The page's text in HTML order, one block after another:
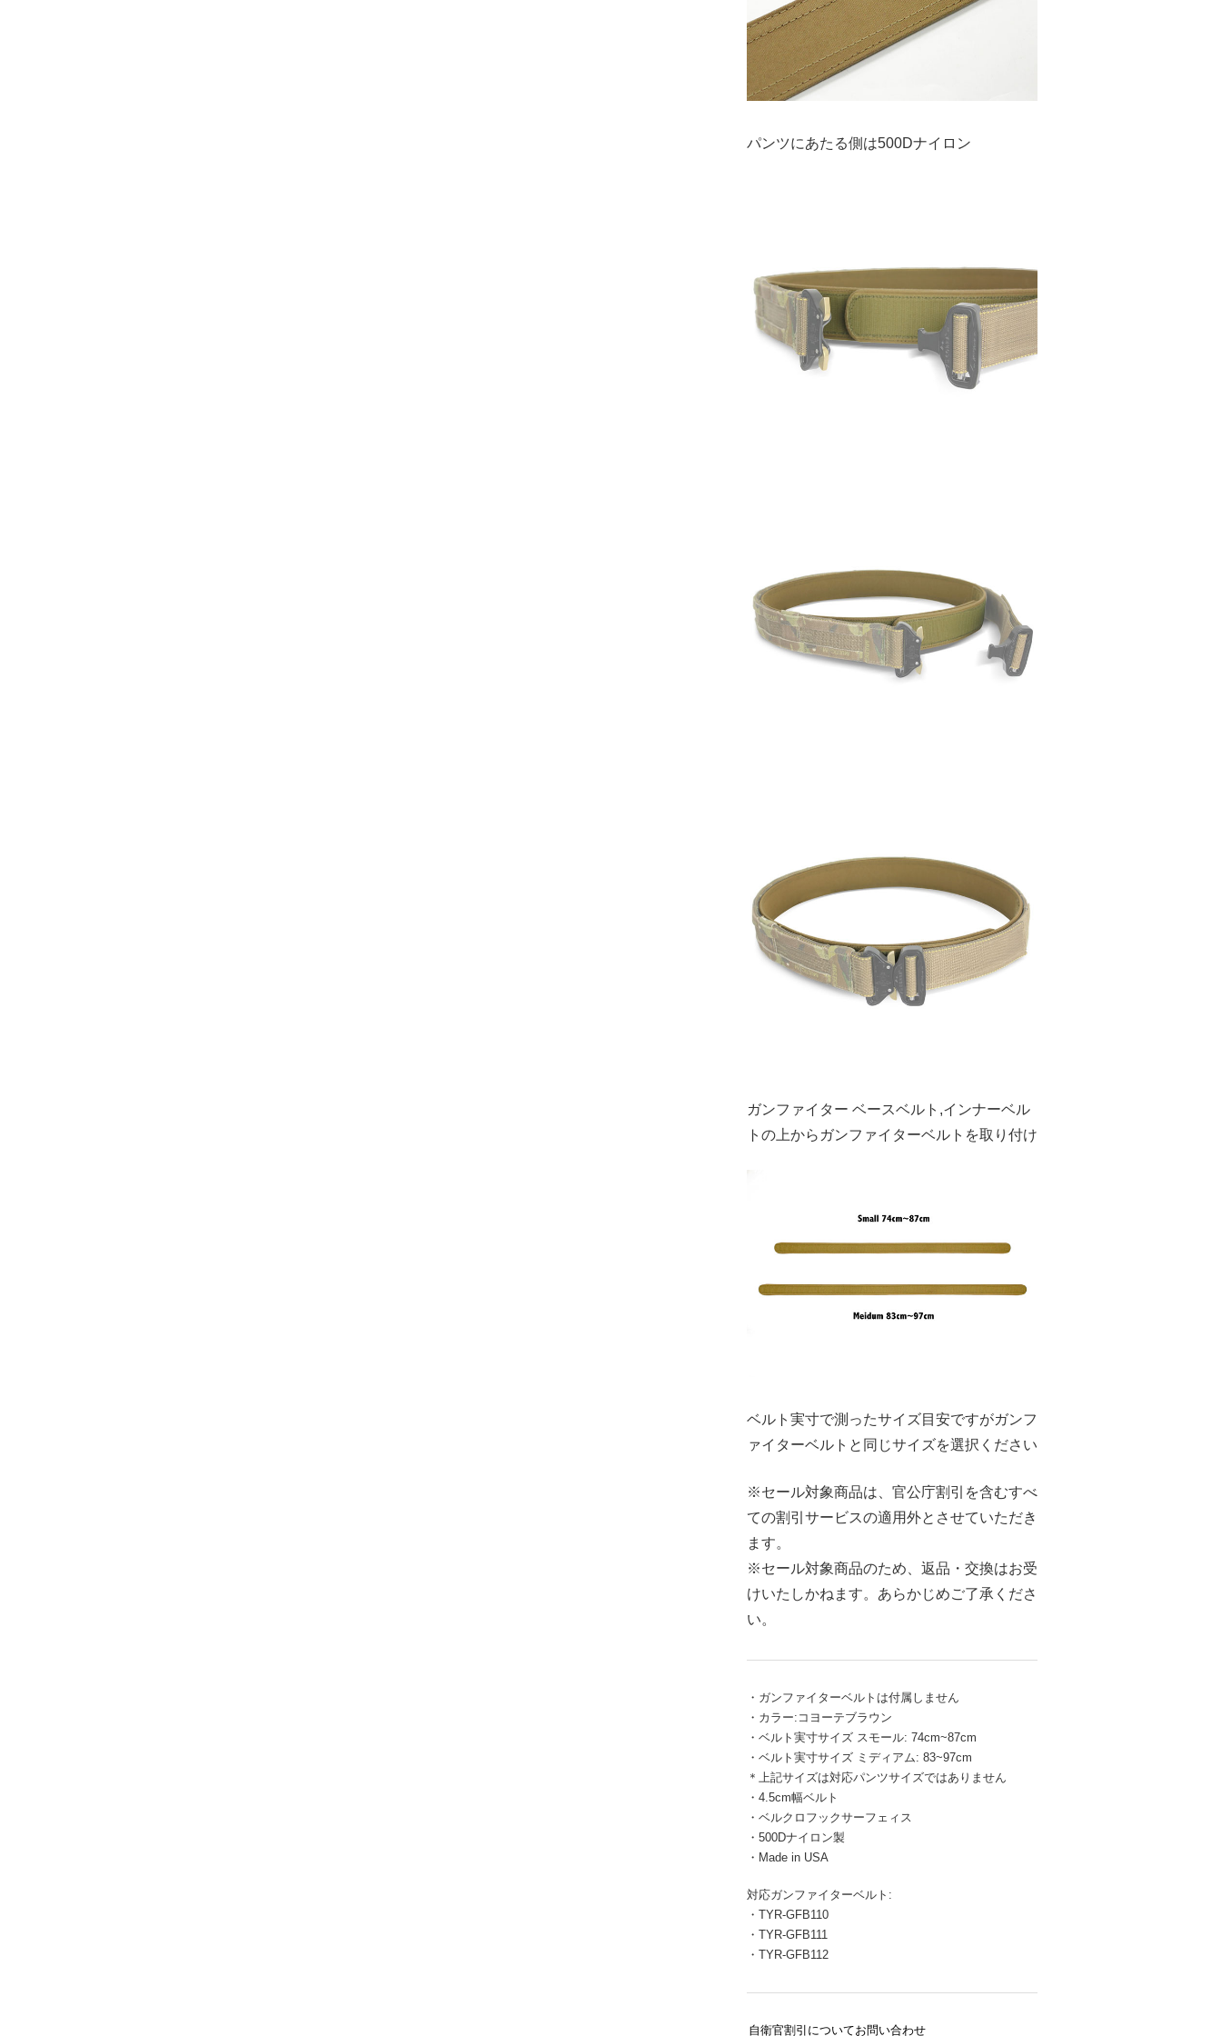
パンツにあたる側は500Dナイロン
ガンファイター ベースベルト,インナーベル
トの上からガンファイターベルトを取り付け
ベルト実寸で測ったサイズ目安ですがガンフ
ァイターベルトと同じサイズを選択ください
※セール対象商品は、官公庁割引を含むすべ
ての割引サービスの適用外とさせていただき
ます。
※セール対象商品のため、返品・交換はお受
けいたしかねます。あらかじめご了承くださ
い。
・ガンファイターベルトは付属しません
・カラー:コヨーテブラウン
・ベルト実寸サイズ スモール: 74cm~87cm
・ベルト実寸サイズ ミディアム: 83~97cm
＊上記サイズは対応パンツサイズではありません
・4.5cm幅ベルト
・ベルクロフックサーフェィス
・500Dナイロン製
・Made in USA
対応ガンファイターベルト:
・TYR-GFB110
・TYR-GFB111
・TYR-GFB112
自衛官割引についてお問い合わせ